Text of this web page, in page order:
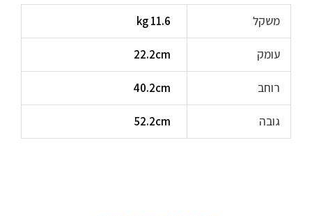
משקל 11.6 kg
עומק 22.2cm
רוחב 40.2cm
גובה 52.2cm